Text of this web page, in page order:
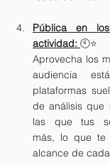
Pública en
actividad: 🕙⭐
Aprovecha los
audiencia
plataformas
de análisis que
las que tus
más, lo que te
alcance de